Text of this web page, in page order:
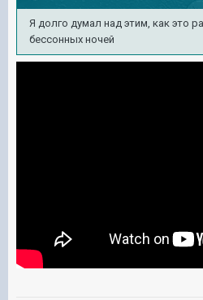
Я долго думал над этим, как это
бессонных ночей